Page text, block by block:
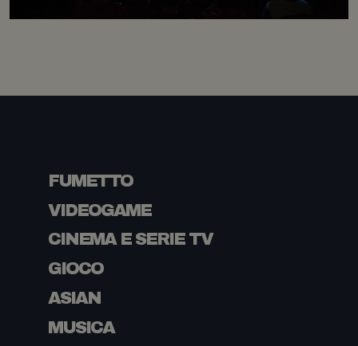
FUMETTO
VIDEOGAME
CINEMA E SERIE TV
GIOCO
ASIAN
MUSICA